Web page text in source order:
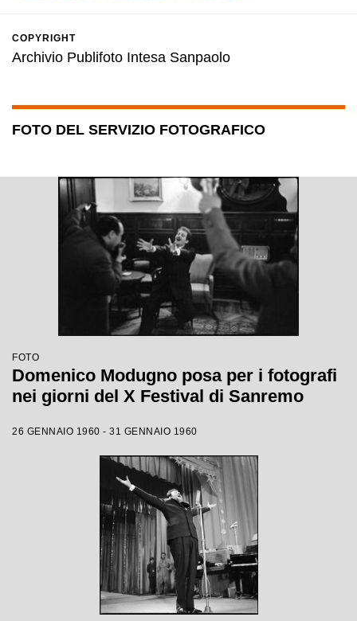
COPYRIGHT
Archivio Publifoto Intesa Sanpaolo
FOTO DEL SERVIZIO FOTOGRAFICO
FOTO
Domenico Modugno posa per i fotografi
nei giorni del X Festival di Sanremo
26 GENNAIO 1960 - 31 GENNAIO 1960